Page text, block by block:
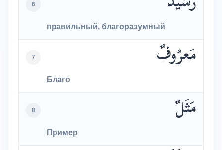
6
правильный, благоразумный
7 مَعرُوفٌ
Благо
8 مَثَلٌ
Пример